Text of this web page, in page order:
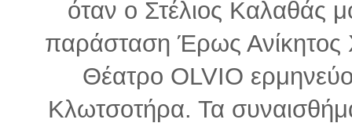
όταν ο Στέλιος Καλαθάς
παράσταση Έρως Ανίκητος
Θέατρο OLVIO
Κλωτσοτήρα. Τα